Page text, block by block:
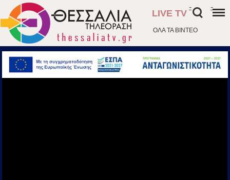
ΟΛΑ ΤΑ ΒΙΝΤΕΟ
LIVE TV
- -